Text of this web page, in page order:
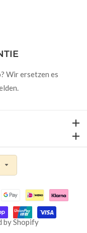
Wir ersetzen es
by Shopify